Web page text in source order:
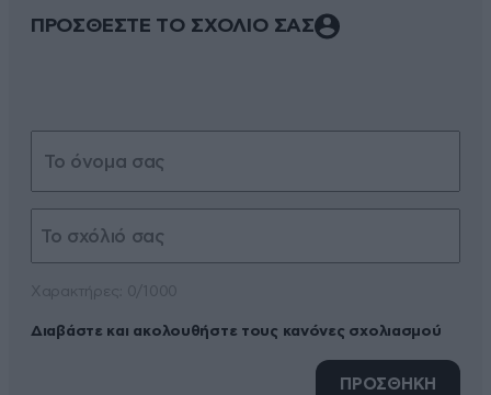
ΠΡΟΣΘΕΣΤΕ ΤΟ ΣΧΟΛΙΟ ΣΑΣ
Διαβάστε και ακολουθήστε τους κανόνες σχολιασμού
ΠΡΟΣΘΗΚΗ